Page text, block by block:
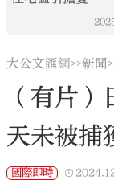
大公文匯網>>新聞
（有片
天未被
國際即時